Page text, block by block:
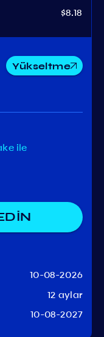
$8.18
Yükseltme
ile
10-08-2026
12 aylar
10-08-2027